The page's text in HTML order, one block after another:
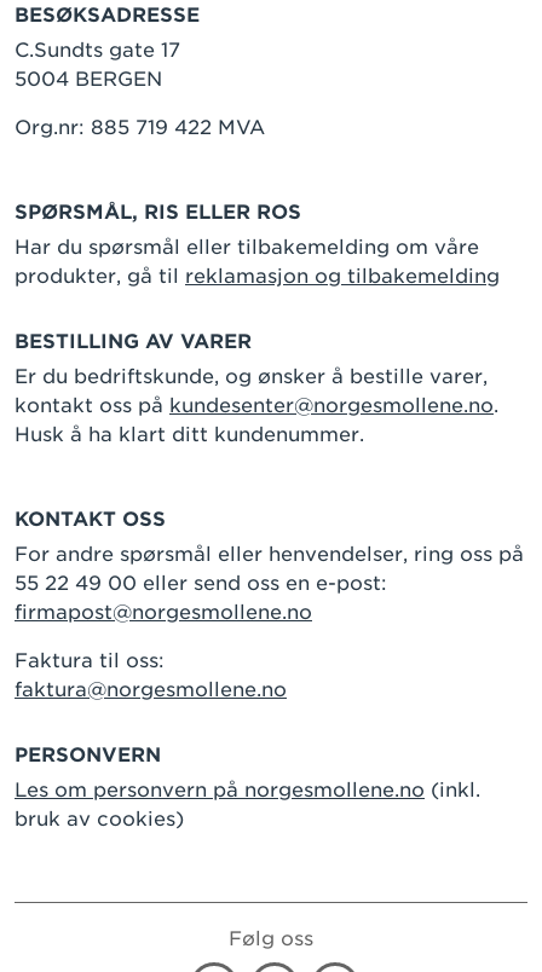
BESØKSADRESSE
C.Sundts gate 17
5004 BERGEN
Org.nr: 885 719 422 MVA
SPØRSMÅL, RIS ELLER ROS
Har du spørsmål eller tilbakemelding om våre
produkter, gå til reklamasjon og tilbakemelding
BESTILLING AV VARER
Er du bedriftskunde, og ønsker å bestille varer,
kontakt oss på kundesenter@norgesmollene.no.
Husk å ha klart ditt kundenummer.
KONTAKT OSS
For andre spørsmål eller henvendelser, ring oss på
55 22 49 00 eller send oss en e-post:
firmapost@norgesmollene.no
Faktura til oss:
faktura@norgesmollene.no
PERSONVERN
Les om personvern på norgesmollene.no (inkl.
bruk av cookies)
Følg oss